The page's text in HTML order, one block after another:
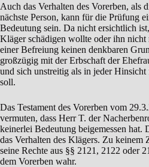
Auch das Verhalten des Vorerben, als
nächste Person, kann für die Prüfung
Bedeutung sein. Da nicht ersichtlich
Kläger schädigen wollte oder ihn nicht
einer Befreiung keinen denkbaren
großzügig mit der Erbschaft der
und sich unstreitig als in jeder Hinsicht
soll.
Das Testament des Vorerben vom
vermuten, dass Herr T. der
keinerlei Bedeutung beigemessen hat.
das Verhalten des Klägers. Zu keinem
seine Rechte aus §§ 2121, 2122 oder
dem Vorerben wahr.